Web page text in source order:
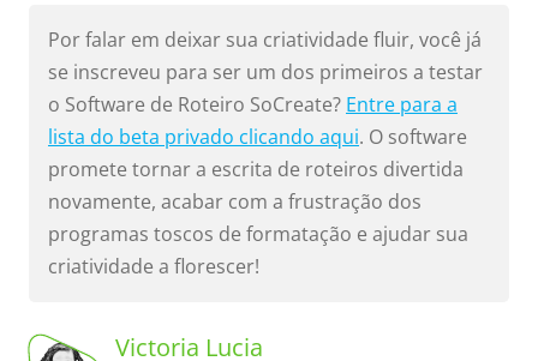
Por falar em deixar sua criatividade fluir, você já
se inscreveu para ser um dos primeiros a testar
o Software de Roteiro SoCreate? Entre para a
lista do beta privado clicando aqui. O software
promete tornar a escrita de roteiros divertida
novamente, acabar com a frustração dos
programas toscos de formatação e ajudar sua
criatividade a florescer!
Victoria Lucia